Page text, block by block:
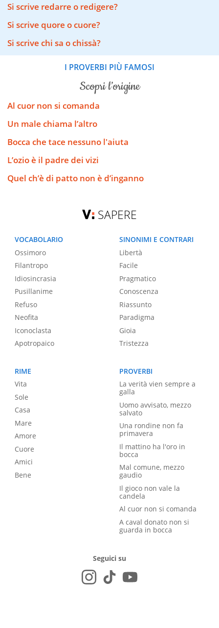
Si scrive redarre o redigere?
Si scrive quore o cuore?
Si scrive chi sa o chissà?
I PROVERBI PIÙ FAMOSI
scopri l’origine
Al cuor non si comanda
Un male chiama l’altro
Bocca che tace nessuno l'aiuta
L’ozio è il padre dei vizi
Quel ch’è di patto non è d’inganno
SAPERE
VOCABOLARIO
Ossimoro
Filantropo
Idiosincrasia
Pusillanime
Refuso
Neofita
Iconoclasta
Apotropaico
SINONIMI E CONTRARI
Libertà
Facile
Pragmatico
Conoscenza
Riassunto
Paradigma
Gioia
Tristezza
RIME
Vita
Sole
Casa
Mare
Amore
Cuore
Amici
Bene
PROVERBI
La verità vien sempre a
galla
Uomo avvisato, mezzo
salvato
Una rondine non fa
primavera
Il mattino ha l'oro in
bocca
Mal comune, mezzo
gaudio
Il gioco non vale la
candela
Al cuor non si comanda
A caval donato non si
guarda in bocca
Seguici su